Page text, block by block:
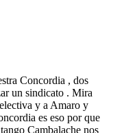
Concordia , dos
un sindicato . Mira
y a Amaro y
es eso por que
Cambalache nos